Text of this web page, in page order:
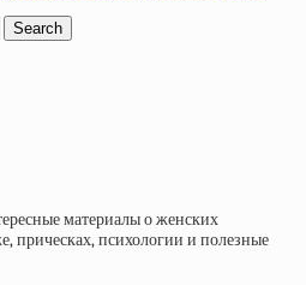
материалы о женских
прическах, психологии и полезные